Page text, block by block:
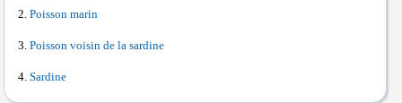
Poisson marin
Poisson voisin de la sardine
Sardine